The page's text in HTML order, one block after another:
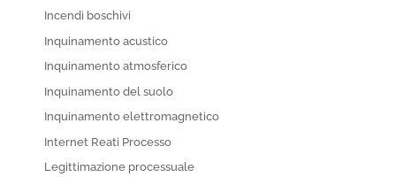
Incendi boschivi
Inquinamento acustico
Inquinamento atmosferico
Inquinamento del suolo
Inquinamento elettromagnetico
Internet Reati Processo
Legittimazione processuale